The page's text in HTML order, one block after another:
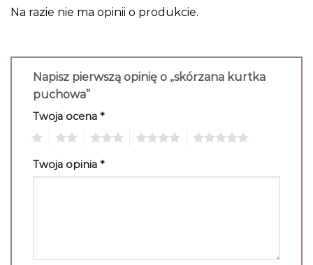
Na razie nie ma opinii o produkcie.
Napisz pierwszą opinię o „skórzana kurtka
puchowa”
Twoja ocena *
Twoja opinia *